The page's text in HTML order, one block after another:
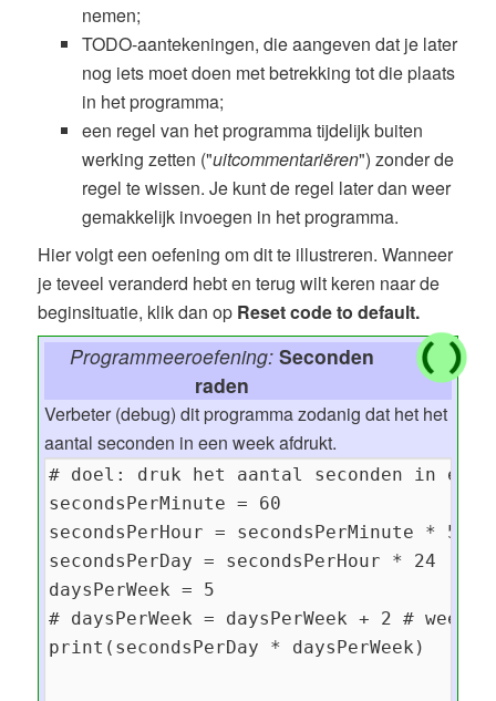
nemen;
TODO-aantekeningen, die aangeven dat je later
nog iets moet doen met betrekking tot die plaats
in het programma;
een regel van het programma tijdelijk buiten
werking zetten ("uitcommentariëren") zonder de
regel te wissen. Je kunt de regel later dan weer
gemakkelijk invoegen in het programma.
Hier volgt een oefening om dit te illustreren. Wanneer
je teveel veranderd hebt en terug wilt keren naar de
beginsituatie, klik dan op Reset code to default.
Programmeeroefening: Seconden
raden
Verbeter (debug) dit programma zodanig dat het het
aantal seconden in een week afdrukt.